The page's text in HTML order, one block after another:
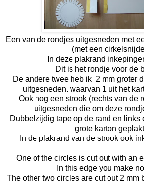
Een van de rondjes uitgesneden met
(met een
In deze plakrand
Dit is het rondje voor de
De andere twee heb ik 2 mm groter
uitgesneden, waarvan 1 uit het
Ook nog een strook (rechts van de
uitgesneden die om deze
Dubbelzijdig tape op de rand en links
grote karton
In de plakrand van de strook ook
One of the circles is cut out with an
In this edge you make
The other two circles are cut out 2 mm